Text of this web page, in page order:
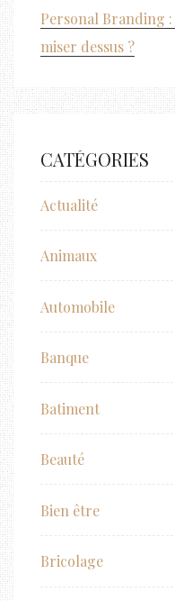
Personal Branding
miser dessus ?
CATÉGORIES
Actualité
Animaux
Automobile
Banque
Batiment
Beauté
Bien être
Bricolage